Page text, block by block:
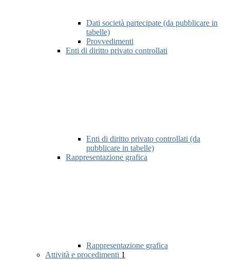
Dati società partecipate (da pubblicare in
tabelle)
Provvedimenti
Enti di diritto privato controllati
Enti di diritto privato controllati (da
pubblicare in tabelle)
Rappresentazione grafica
Rappresentazione grafica
Attività e procedimenti 1